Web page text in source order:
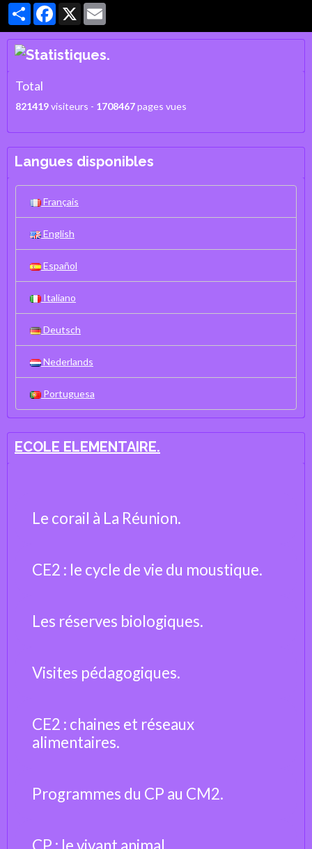
PartagerFacebook
X
Total
821419visiteurs - 1708467pages vues
Langues disponibles
Français
English
Español
Italiano
Deutsch
Nederlands
Portuguesa
ECOLE ELEMENTAIRE.
Le corail à La Réunion.
CE2 : le cycle de vie du moustique.
Les réserves biologiques.
Visites pédagogiques.
CE2 : chaines et réseaux
alimentaires.
Programmes du CP au CM2.
CP : le vivant animal.